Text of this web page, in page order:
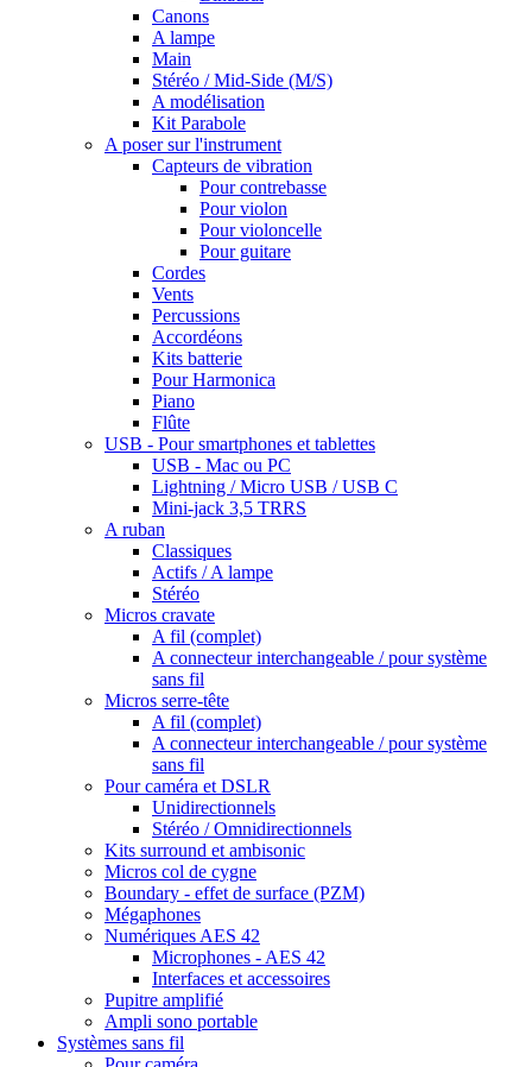
Canons
A lampe
Main
Stéréo / Mid-Side (M/S)
A modélisation
Kit Parabole
A poser sur l'instrument
Capteurs de vibration
Pour contrebasse
Pour violon
Pour violoncelle
Pour guitare
Cordes
Vents
Percussions
Accordéons
Kits batterie
Pour Harmonica
Piano
Flûte
USB - Pour smartphones et tablettes
USB - Mac ou PC
Lightning / Micro USB / USB C
Mini-jack 3,5 TRRS
A ruban
Classiques
Actifs / A lampe
Stéréo
Micros cravate
A fil (complet)
A connecteur interchangeable / pour système
sans fil
Micros serre-tête
A fil (complet)
A connecteur interchangeable / pour système
sans fil
Pour caméra et DSLR
Unidirectionnels
Stéréo / Omnidirectionnels
Kits surround et ambisonic
Micros col de cygne
Boundary - effet de surface (PZM)
Mégaphones
Numériques AES 42
Microphones - AES 42
Interfaces et accessoires
Pupitre amplifié
Ampli sono portable
Systèmes sans fil